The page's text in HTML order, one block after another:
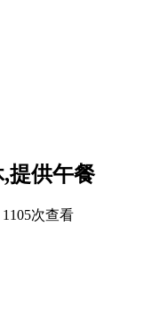
提供午餐
次查看